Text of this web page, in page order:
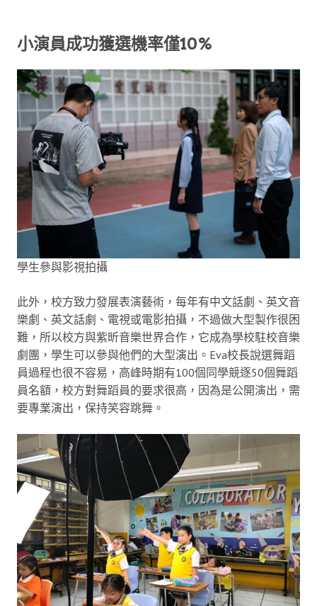
小演員成功獲選機率僅10%
學生參與影視拍攝
此外，校方致力發展表演藝術，每年有中文話劇、英文音
樂劇、英文話劇、電視或電影拍攝，不過做大型製作很困
難，所以校方與紫昕音樂世界合作，它成為學校駐校音樂
劇團，學生可以參與他們的大型演出。Eva校長說選舞蹈
員過程也很不容易，高峰時期有100個同學競逐50個舞蹈
員名額，校方對舞蹈員的要求很高，因為是公開演出，需
要專業演出，保持笑容跳舞。